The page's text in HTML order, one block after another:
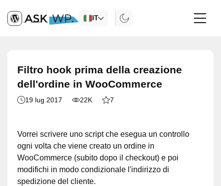
IT
Filtro hook prima della creazione
dell'ordine in WooCommerce
19 lug 2017 22K 7
Vorrei scrivere uno script che esegua un controllo
ogni volta che viene creato un ordine in
WooCommerce (subito dopo il checkout) e poi
modifichi in modo condizionale l'indirizzo di
spedizione del cliente.